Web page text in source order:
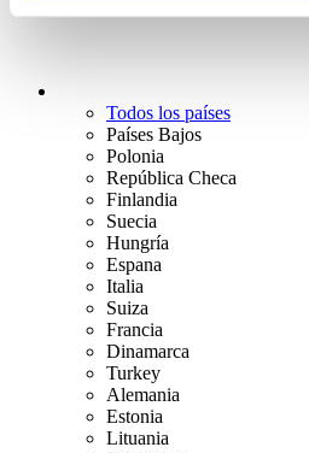
Todos los países
Países Bajos
Polonia
República Checa
Finlandia
Suecia
Hungría
Espana
Italia
Suiza
Francia
Dinamarca
Turkey
Alemania
Estonia
Lituania